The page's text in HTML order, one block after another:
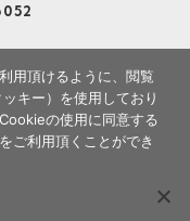
Rights Reserved.
用頂けるように、閲覧
キー）を使用しており
の使用に同意する
ご利用頂くことができ